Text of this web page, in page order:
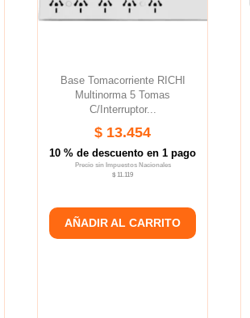
Base Tomacorriente RICHI
Multinorma 5 Tomas
C/interruptor...
$ 13.454
10 % de descuento en 1 pago
Precio sin Impuestos Nacionales
$ 11.119
AÑADIR AL CARRITO